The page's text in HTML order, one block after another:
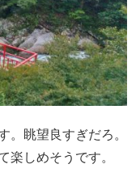
。眺望良すぎだろ。
楽しめそうです。